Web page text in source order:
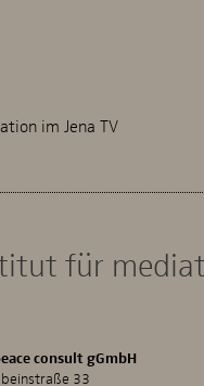
im Jena TV
für
consult gGmbH
33